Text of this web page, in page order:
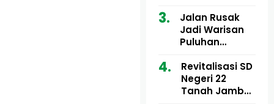
Artifisial bagi
Guru
Matematika
Motor Imum
Gampong, Uji
Nyali APH
Bermain di
Balik Rp250
Ribu
Jalan Rusak
Jadi Warisan
Puluhan
dan Tgk
Muharuddin
Kini Didesak
Revitalisasi SD
Negeri 22
Tanah Jambo